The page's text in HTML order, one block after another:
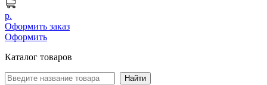
р.
Оформить заказ
Оформить
Каталог товаров